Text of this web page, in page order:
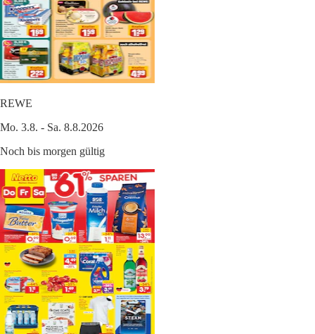
REWE
Mo. 3.8. - Sa. 8.8.2026
Noch bis morgen gültig